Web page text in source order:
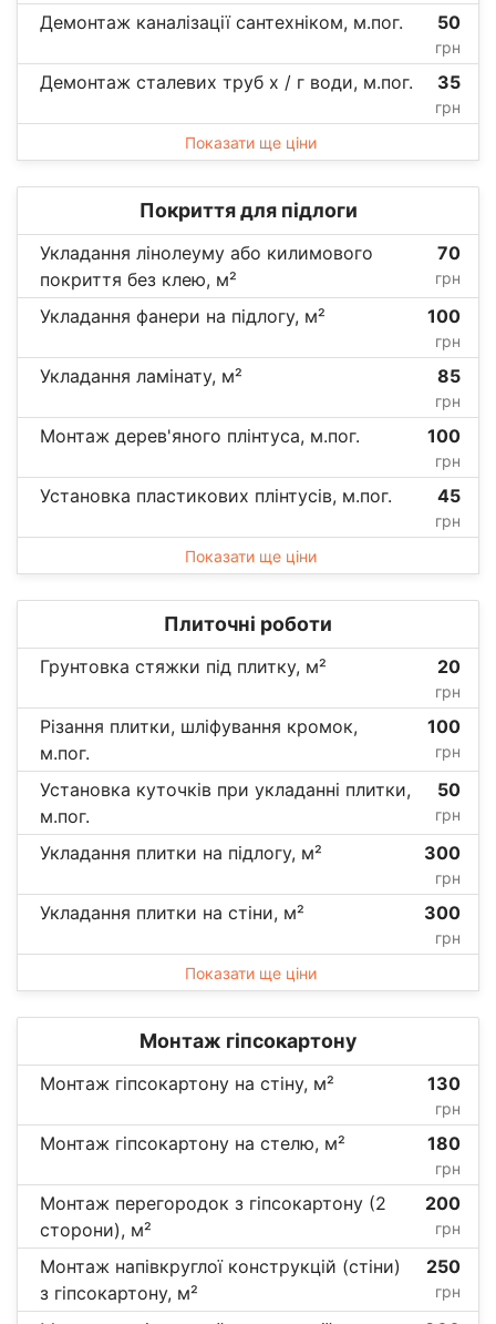
Демонтаж каналізації сантехніком, м.пог. 50
грн
Демонтаж сталевих труб х / г води, м.пог. 35
грн
Показати ще ціни
Покриття для підлоги
Укладання лінолеуму або килимового
покриття без клею, м²
70
грн
Укладання фанери на підлогу, м² 100
грн
Укладання ламінату, м² 85
грн
Монтаж дерев'яного плінтуса, м.пог. 100
грн
Установка пластикових плінтусів, м.пог. 45
грн
Показати ще ціни
Плиточні роботи
Грунтовка стяжки під плитку, м² 20
грн
Різання плитки, шліфування кромок,
м.пог.
100
грн
Установка куточків при укладанні плитки,
м.пог.
50
грн
Укладання плитки на підлогу, м² 300
грн
Укладання плитки на стіни, м² 300
грн
Показати ще ціни
Монтаж гіпсокартону
Монтаж гіпсокартону на стіну, м² 130
грн
Монтаж гіпсокартону на стелю, м² 180
грн
Монтаж перегородок з гіпсокартону (2
сторони), м²
200
грн
Монтаж напівкруглої конструкцій (стіни)
з гіпсокартону, м²
250
грн